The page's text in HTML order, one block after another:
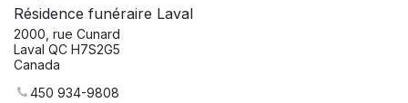
Résidence funéraire Laval
2000, rue Cunard
Laval QC H7S2G5
Canada
450 934-9808